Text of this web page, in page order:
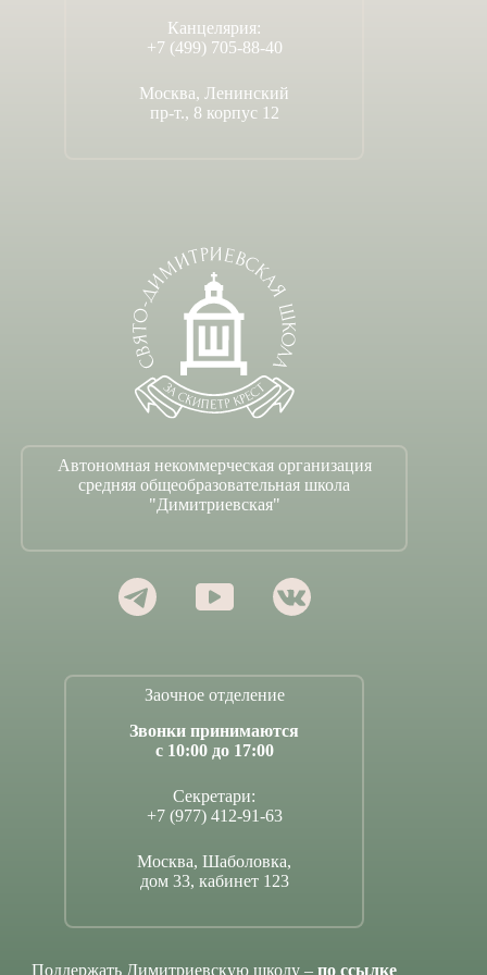
Канцелярия:
+7 (499) 705-88-40
Москва, Ленинский
пр-т., 8 корпус 12
Автономная некоммерческая организация
средняя общеобразовательная школа
"Димитриевская"
Заочное отделение
Звонки принимаются
с 10:00 до 17:00
Секретари:
+7 (977) 412-91-63
Москва, Шаболовка,
дом 33, кабинет 123
Поддержать Димитриевскую школу –по ссылке